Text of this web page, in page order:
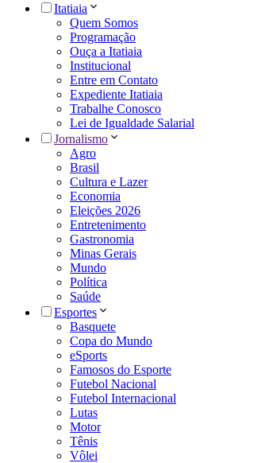
Itatiaia
Quem Somos
Programação
Ouça a Itatiaia
Institucional
Entre em Contato
Expediente Itatiaia
Trabalhe Conosco
Lei de Igualdade Salarial
Jornalismo
Agro
Brasil
Cultura e Lazer
Economia
Eleições 2026
Entretenimento
Gastronomia
Minas Gerais
Mundo
Política
Saúde
Esportes
Basquete
Copa do Mundo
eSports
Famosos do Esporte
Futebol Nacional
Futebol Internacional
Lutas
Motor
Tênis
Vôlei